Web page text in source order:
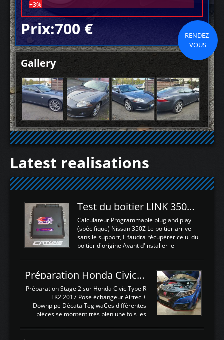
+3%
Prix:700 €
RENDEZ-
VOUS
Gallery
Latest realisations
Test du boitier LINK 350Z Plugin ECU
Calculateur Programmable plug and play
(spécifique) Nissan 350Z Le boitier arrive
sans le support, Il faudra récupérer celui du
boitier d'origine Avant d'installer le
d'envoyer l'information de la large bande
dans le boitier. sydney sweeney deepfake
La sortie 0-5V de l'afr sera connectée sur
l'entrée AN Volt 8 et GndAN pour
Analogique, et Volt car l'information est une
tension (Pas une résistance variable d'un
est temps de brancher le ...
Préparation Honda Civic Type R FK2
Préparation Stage 2 sur Honda Civic Type R
FK2 2017 Pose échangeur Airtec +
Downpipe Décata TegiwaCes différentes
pièces se montent très bien une fois les